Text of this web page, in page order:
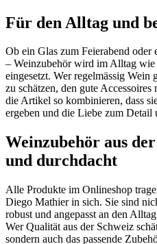
Für den Alltag und
Ob ein Glas zum Feierabend oder
– Weinzubehör wird im Alltag wie
eingesetzt. Wer regelmässig Wein
zu schätzen, den gute
die Artikel so kombinieren, dass
ergeben und die Liebe zum Detail
Weinzubehör aus
und durchdacht
Alle Produkte im Onlineshop
Diego Mathier in sich. Sie sind
robust und angepasst an den
Wer Qualität aus der Schweiz
sondern auch das passende